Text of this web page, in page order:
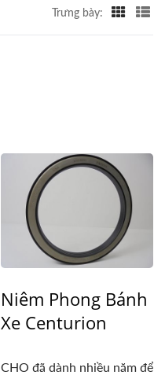
Trưng bày:
Niêm Phong Bánh
Xe Centurion
CHO đã dành nhiều năm để